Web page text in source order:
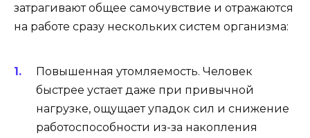
затрагивают общее самочувствие и отражаются
на работе сразу нескольких систем организма:
Повышенная утомляемость. Человек
быстрее устает даже при привычной
нагрузке, ощущает упадок сил и снижение
работоспособности из-за накопления